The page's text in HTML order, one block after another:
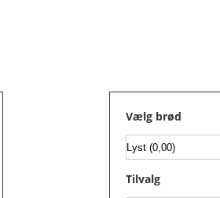
Vælg brød
Tilvalg